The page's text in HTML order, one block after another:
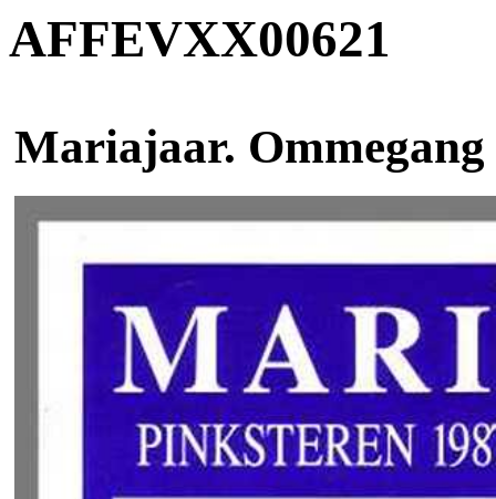
AFFEVXX00621
Mariajaar. Ommegang